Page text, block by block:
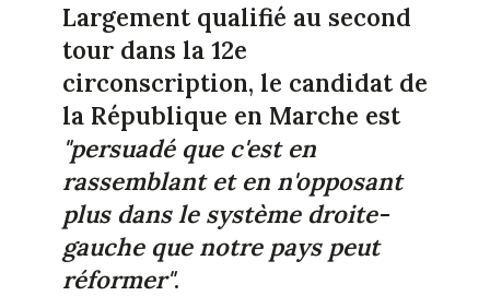
Largement qualifié au second
tour dans la 12e
circonscription, le candidat de
la République en Marche est
"persuadé que c'est en
rassemblant et en n'opposant
plus dans le système droite-
gauche que notre pays peut
réformer".